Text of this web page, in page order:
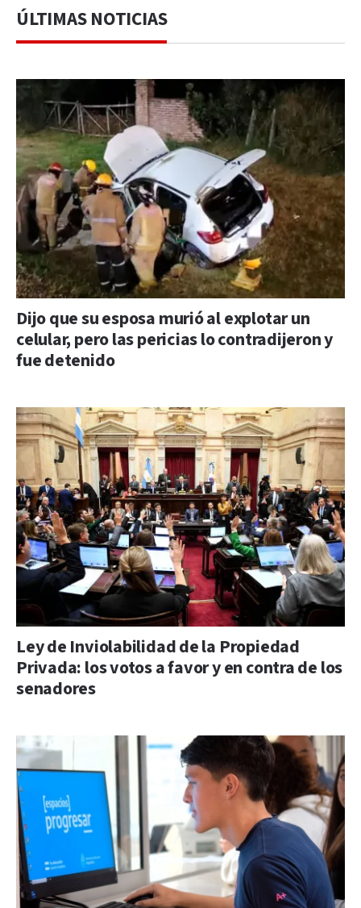
ÚLTIMAS NOTICIAS
Dijo que su esposa murió al explotar un
celular, pero las pericias lo contradijeron y
fue detenido
Ley de Inviolabilidad de la Propiedad
Privada: los votos a favor y en contra de los
senadores